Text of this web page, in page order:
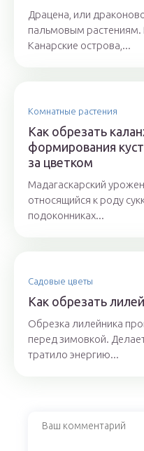
Драцена, или
пальмовым растениям.
Канарские острова,...
Комнатные растения
Как обрезать
формирования
за цветком
Мадагаскарский
относящийся к роду
подоконниках...
Садовые цветы
Как обрезать
Обрезка лилейника
перед зимовкой.
тратило энергию...